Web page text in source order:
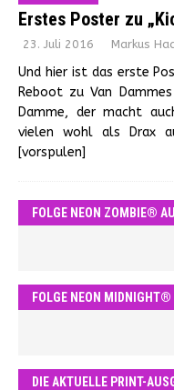
Erstes Poster zu
23. Juli 2016 Markus
Und hier ist das erste
Reboot zu Van
Damme, der macht
vielen wohl als Drax
[vorspulen]
FOLGE NEON ZOMBIE®
FOLGE NEON MIDNIGHT®
DIE AKTUELLE PRINT-